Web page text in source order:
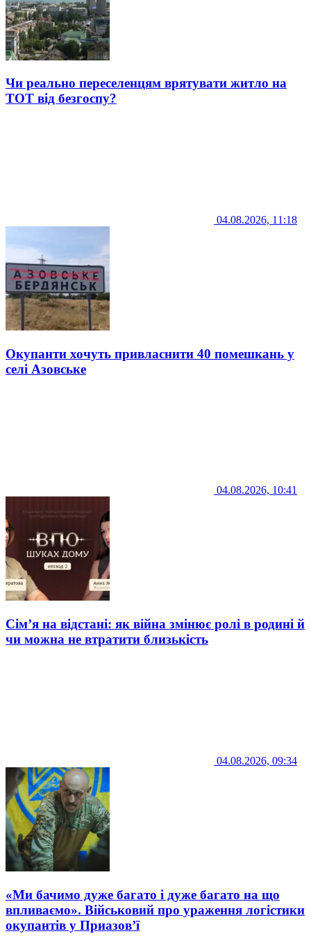
Чи реально переселенцям врятувати житло на
ТОТ від безгоспу?
04.08.2026, 11:18
Окупанти хочуть привласнити 40 помешкань у
селі Азовське
04.08.2026, 10:41
Сім’я на відстані: як війна змінює ролі в родині й
чи можна не втратити близькість
04.08.2026, 09:34
«Ми бачимо дуже багато і дуже багато на що
впливаємо». Військовий про ураження логістики
окупантів у Приазов’ї